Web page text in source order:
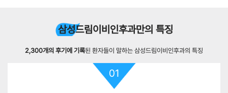
삼성드림이비인후과만의 특징
2,300개의 후기에 기록된 환자들이 말하는 삼성드림이비인후과의 특징
01